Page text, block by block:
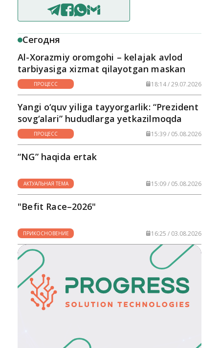
Сегодня
Al-Xorazmiy oromgohi – kelajak avlod
tarbiyasiga xizmat qilayotgan maskan
ПРОЦЕСС 18:14 / 29.07.2026
Yangi o‘quv yiliga tayyorgarlik: “Prezident
sovg‘alari” hududlarga yetkazilmoqda
ПРОЦЕСС 15:39 / 05.08.2026
“NG” haqida ertak
АКТУАЛЬНАЯ ТЕМА 15:09 / 05.08.2026
"Befit Race–2026"
ПРИКОСНОВЕНИЕ 16:25 / 03.08.2026